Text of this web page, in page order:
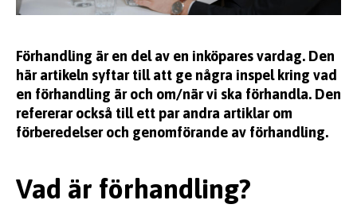
Förhandling är en del av en inköpares vardag. Den
här artikeln syftar till att ge några inspel kring vad
en förhandling är och om/när vi ska förhandla. Den
refererar också till ett par andra artiklar om
förberedelser och genomförande av förhandling.
Vad är förhandling?